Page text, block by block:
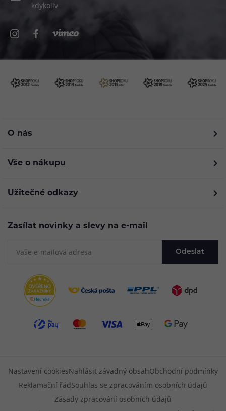
kdykoliv
O nás
Vše o nákupu
Užitečné odkazy
Zasílat novinky a slevy na e-mail
Odeslat
Nastavení cookiesNahlásit závadný obsahObchodní podmínky
Reklamační řádSouhlas se zpracováním osobních údajů
Zásady zpracování osobních údajů